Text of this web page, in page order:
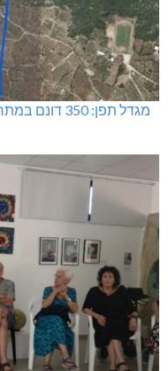
מגדל תפן: 350 דונם במתחם חדש